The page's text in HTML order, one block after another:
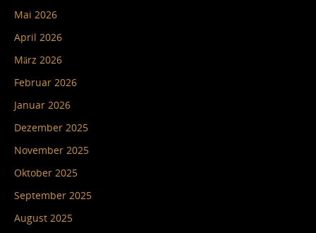
Mai 2026
April 2026
März 2026
Februar 2026
Januar 2026
Dezember 2025
November 2025
Oktober 2025
September 2025
August 2025